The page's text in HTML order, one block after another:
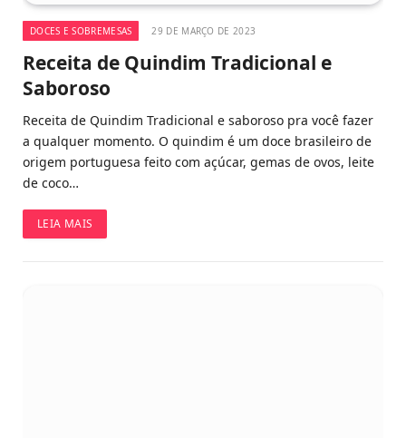
DOCES E SOBREMESAS 29 DE MARÇO DE 2023
Receita de Quindim Tradicional e
Saboroso
Receita de Quindim Tradicional e saboroso pra você fazer
a qualquer momento. O quindim é um doce brasileiro de
origem portuguesa feito com açúcar, gemas de ovos, leite
de coco…
LEIA MAIS